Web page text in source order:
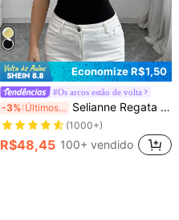
Economize R$1,50
#Os arcos estão de volta
-3% Últimos 3 dias Selianne Regata Feminina Sem Mangas com Contraste de Cores e Laço
(1000+)
R$48,45 100+ vendido